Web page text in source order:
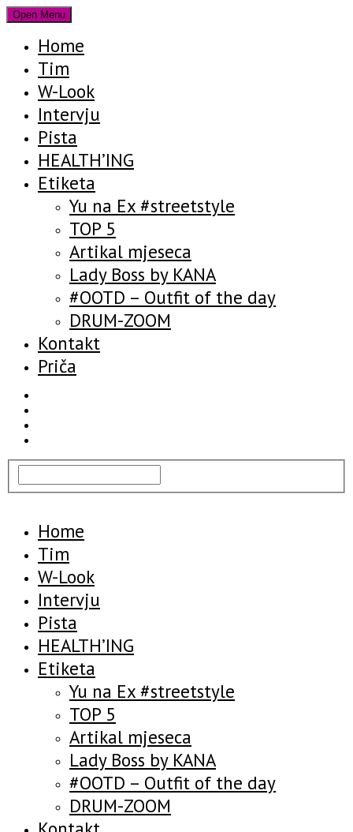
Open Menu
Home
Tim
W-Look
Intervju
Pista
HEALTH’ING
Etiketa
Yu na Ex #streetstyle
TOP 5
Artikal mjeseca
Lady Boss by KANA
#OOTD – Outfit of the day
DRUM-ZOOM
Kontakt
Priča
Home
Tim
W-Look
Intervju
Pista
HEALTH’ING
Etiketa
Yu na Ex #streetstyle
TOP 5
Artikal mjeseca
Lady Boss by KANA
#OOTD – Outfit of the day
DRUM-ZOOM